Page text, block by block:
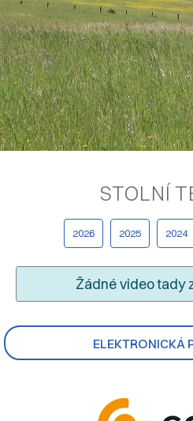
ELEKTRONICKÁ
STOLNÍ
2026 2025 2024
Žádné video tady